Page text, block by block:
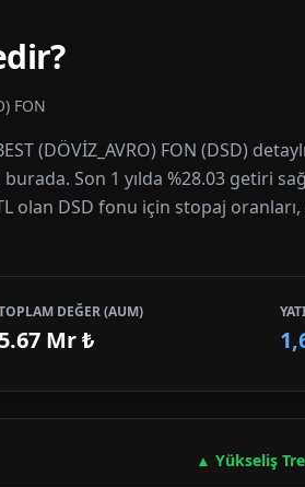
FON
(DÖVİZ_AVRO) FON (DSD)
Son 1 yılda %28.03 getiri
olan DSD fonu için stopaj
DEĞER (AUM)
5.67 Mr₺
▲ Yükseliş